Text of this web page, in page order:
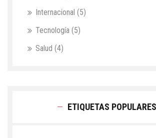
Internacional (5)
Tecnología (5)
Salud (4)
ETIQUETAS POPULARES